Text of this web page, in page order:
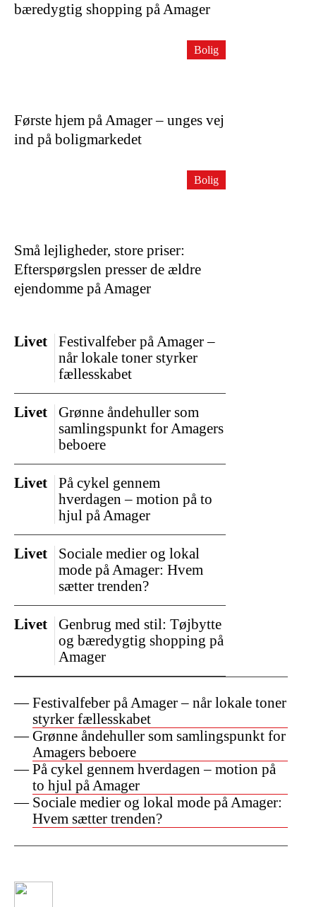
Festivalfeber på Amager – når lokale toner
styrker fællesskabet
Grønne åndehuller som samlingspunkt for
Amagers beboere
På cykel gennem hverdagen – motion på
to hjul på Amager
Sociale medier og lokal mode på Amager:
Hvem sætter trenden?
bæredygtig shopping på Amager
Første hjem på Amager – unges vej
ind på boligmarkedet
Bolig
Små lejligheder, store priser:
Efterspørgslen presser de ældre
ejendomme på Amager
Bolig
Festivalfeber på Amager –
når lokale toner styrker
fællesskabet
Livet
Grønne åndehuller som
samlingspunkt for Amagers
beboere
Livet
På cykel gennem
hverdagen – motion på to
hjul på Amager
Livet
Sociale medier og lokal
mode på Amager: Hvem
sætter trenden?
Livet
Genbrug med stil: Tøjbytte
og bæredygtig shopping på
Amager
Livet